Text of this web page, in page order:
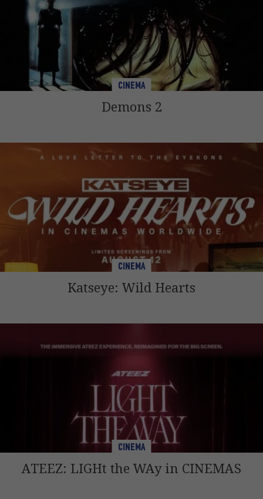
CINEMA
Demons 2
CINEMA
Katseye: Wild Hearts
CINEMA
ATEEZ: LIGHt the WAy in CINEMAS